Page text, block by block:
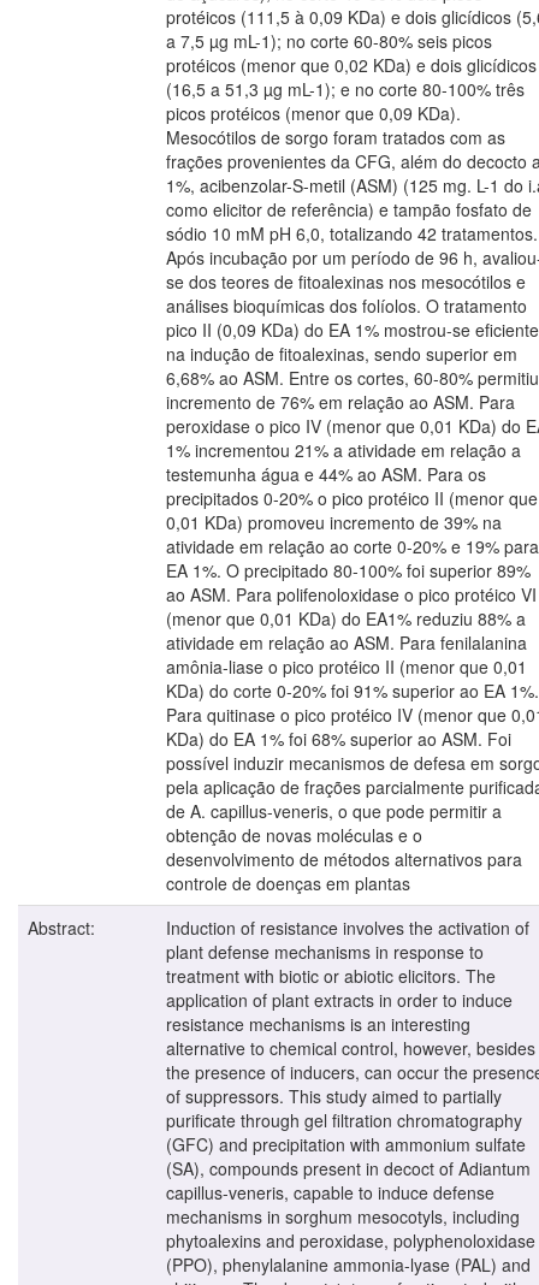
protéicos (111,5 à 0,09 KDa) e dois glicídicos
a 7,5 µg mL-1); no corte 60-80% seis picos
protéicos (menor que 0,02 KDa) e dois glicídicos
(16,5 a 51,3 µg mL-1); e no corte 80-100% três
picos protéicos (menor que 0,09 KDa).
Mesocótilos de sorgo foram tratados com as
frações provenientes da CFG, além do decocto
1%, acibenzolar-S-metil (ASM) (125 mg. L-1 do
como elicitor de referência) e tampão fosfato de
sódio 10 mM pH 6,0, totalizando 42 tratamentos.
Após incubação por um período de 96 h,
se dos teores de fitoalexinas nos mesocótilos e
análises bioquímicas dos folíolos. O tratamento
pico II (0,09 KDa) do EA 1% mostrou-se eficiente
na indução de fitoalexinas, sendo superior em
6,68% ao ASM. Entre os cortes, 60-80% permitiu
incremento de 76% em relação ao ASM. Para
peroxidase o pico IV (menor que 0,01 KDa) do
1% incrementou 21% a atividade em relação a
testemunha água e 44% ao ASM. Para os
precipitados 0-20% o pico protéico II (menor que
0,01 KDa) promoveu incremento de 39% na
atividade em relação ao corte 0-20% e 19%
EA 1%. O precipitado 80-100% foi superior 89%
ao ASM. Para polifenoloxidase o pico protéico VI
(menor que 0,01 KDa) do EA1% reduziu 88% a
atividade em relação ao ASM. Para fenilalanina
amônia-liase o pico protéico II (menor que 0,01
KDa) do corte 0-20% foi 91% superior ao EA 1%.
Para quitinase o pico protéico IV (menor que
KDa) do EA 1% foi 68% superior ao ASM. Foi
possível induzir mecanismos de defesa em
pela aplicação de frações parcialmente
de A. capillus-veneris, o que pode permitir a
obtenção de novas moléculas e o
desenvolvimento de métodos alternativos para
controle de doenças em plantas
Abstract:
Induction of resistance involves the activation of
plant defense mechanisms in response to
treatment with biotic or abiotic elicitors. The
application of plant extracts in order to induce
resistance mechanisms is an interesting
alternative to chemical control, however, besides
the presence of inducers, can occur the
of suppressors. This study aimed to partially
purificate through gel filtration chromatography
(GFC) and precipitation with ammonium sulfate
(SA), compounds present in decoct of Adiantum
capillus-veneris, capable to induce defense
mechanisms in sorghum mesocotyls, including
phytoalexins and peroxidase, polyphenoloxidase
(PPO), phenylalanine ammonia-lyase (PAL) and